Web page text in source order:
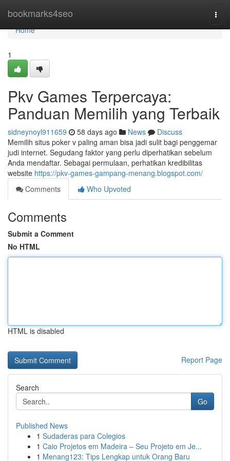
bookmarks4seo
Home
Home
1
Pkv Games Terpercaya:
Panduan Memilih yang Terbaik
sidneynoyl911659 58 days ago News
Discuss
Memilih situs poker v paling aman bisa jadi sulit bagi penggemar
judi internet. Segudang faktor yang perlu diperhatikan sebelum
Anda mendaftar. Sebagai permulaan, perhatikan kredibilitas
website https://pkv-games-gampang-menang.blogspot.com/
Comments
Who Upvoted
Comments
Submit a Comment
No HTML
HTML is disabled
Report Page
Search
Go
Published News
1 Sudaderas para Colegios
1 Caio Projetos em Madeira – Seu Projeto em Je...
1 Menang123: Tips Lengkap untuk Orang Baru